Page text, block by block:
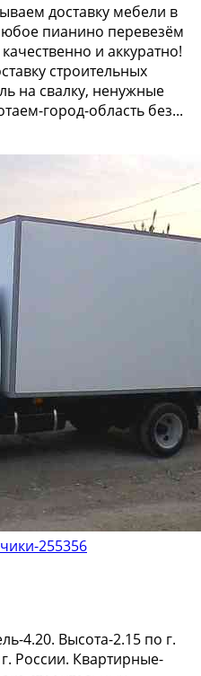
доставку мебели в
пианино перевезём
и аккуратно!
строительных
на свалку, ненужные
город-область без...
255356
4.20. Высота-2.15 по г.
России. Квартирные-